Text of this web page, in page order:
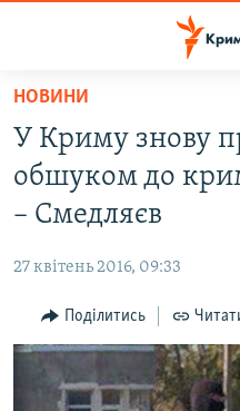
Перейти
основного
матеріалу
Перейти
основної
Перейти
до
ВОДА.КРИМ
ВІДЕО ТА ФОТО
БЛОГИ
ПОГЛЯД
ІНТЕРВ'Ю
ВСЕ ЗА ДЕНЬ
НОВИНИ
У Криму знову
обшуком до
– Смедляєв
27 квітень 2016, 09:33
Поділитись